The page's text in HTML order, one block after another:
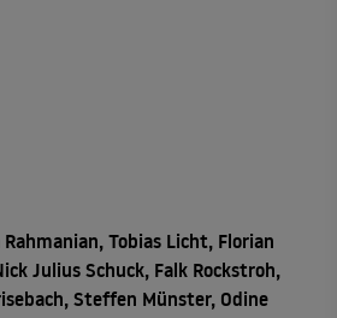
Tobias Licht, Florian
Julius Schuck, Falk Rockstroh,
Steffen Münster, Odine